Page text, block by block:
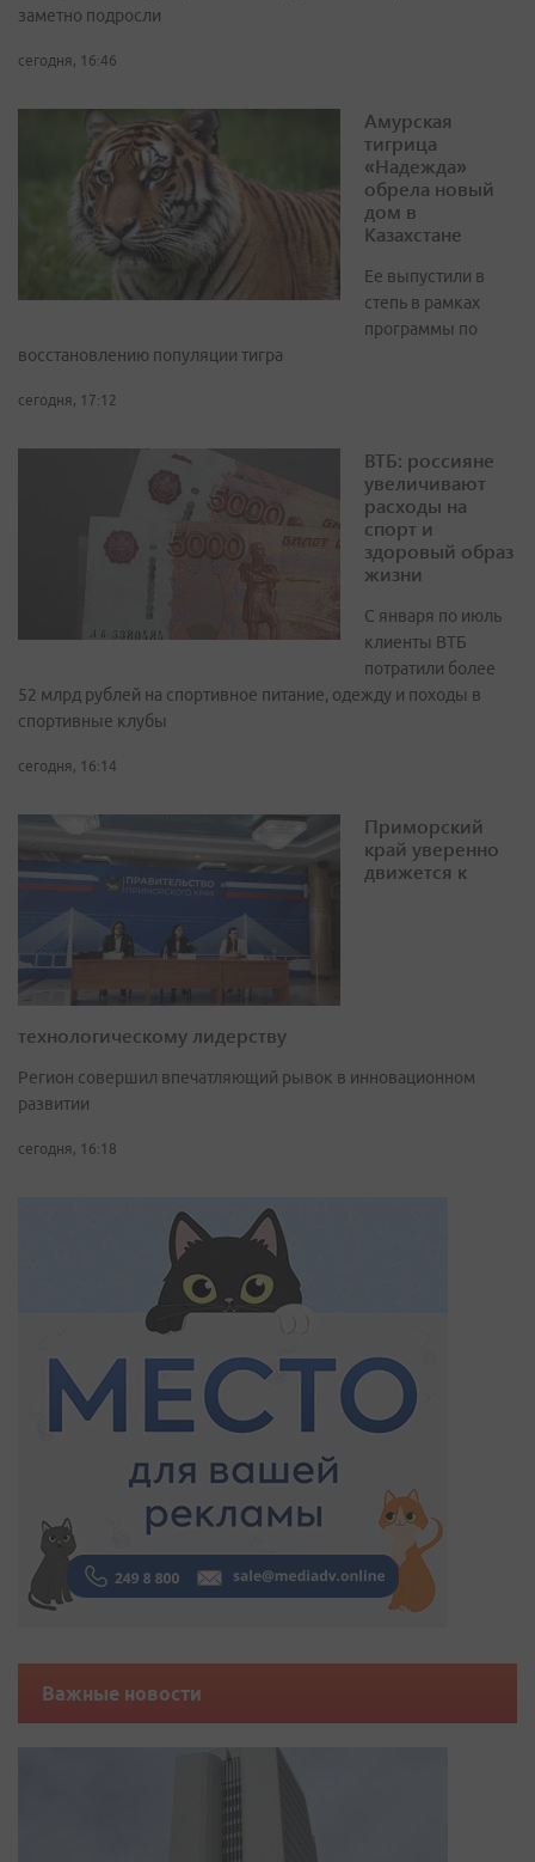
заметно подросли
сегодня, 16:46
Амурская
тигрица
«Надежда»
обрела новый
дом в
Казахстане
Ее выпустили в
степь в рамках
программы по
восстановлению популяции тигра
сегодня, 17:12
ВТБ: россияне
увеличивают
расходы на
спорт и
здоровый образ
жизни
С января по июль
клиенты ВТБ
потратили более
52 млрд рублей на спортивное питание, одежду и походы в
спортивные клубы
сегодня, 16:14
Приморский
край уверенно
движется к
технологическому лидерству
Регион совершил впечатляющий рывок в инновационном
развитии
сегодня, 16:18
Важные новости